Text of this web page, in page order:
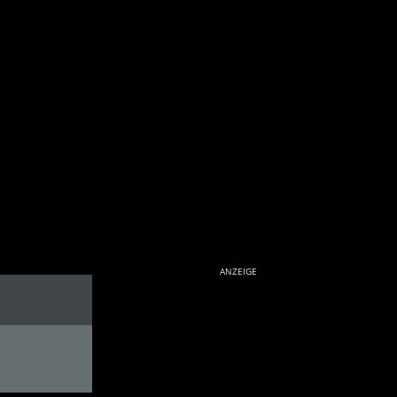
ANZEIGE